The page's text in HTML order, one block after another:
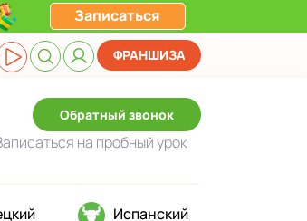
Записаться
ФРАНШИЗА
Обратный звонок
на пробный урок
Испанский